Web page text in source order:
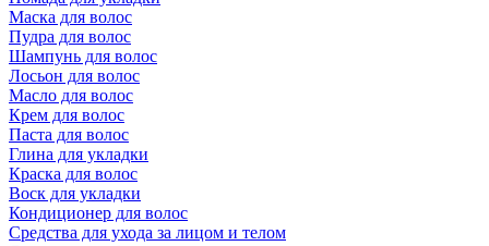
Маска для волос
Пудра для волос
Шампунь для волос
Лосьон для волос
Масло для волос
Крем для волос
Паста для волос
Глина для укладки
Краска для волос
Воск для укладки
Кондиционер для волос
Средства для ухода за лицом и телом